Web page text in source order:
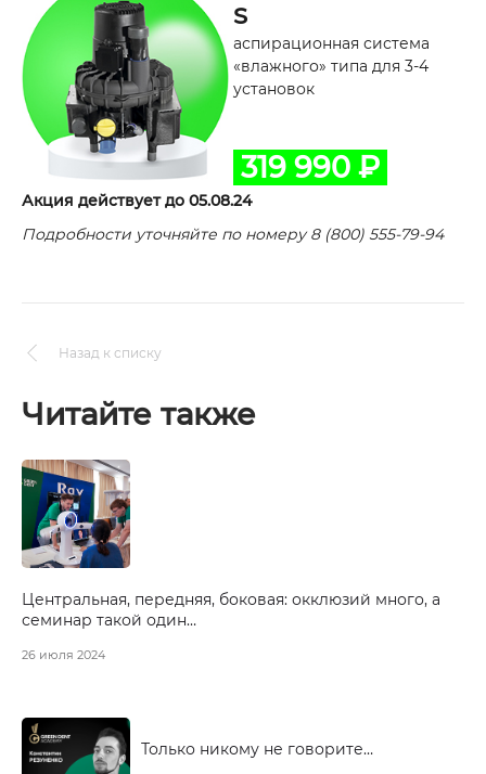
S
аспирационная система
«влажного» типа для 3-4
установок
319 990 ₽
Акция действует до 05.08.24
Подробности уточняйте по номеру 8 (800) 555-79-94
Назад к списку
Читайте также
Центральная, передняя, боковая: окклюзий много, а
семинар такой один…
26 июля 2024
Только никому не говорите…